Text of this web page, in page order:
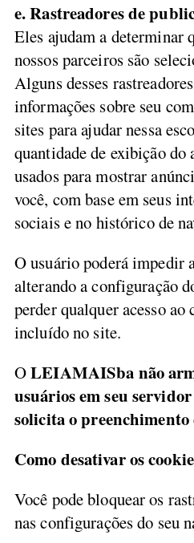
e. Rastreadores de
Eles ajudam a determinar
nossos parceiros são
Alguns desses
informações sobre seu
sites para ajudar nessa
quantidade de exibição do
usados para mostrar
você, com base em seus
sociais e no histórico de
O usuário poderá impedir
alterando a configuração
perder qualquer acesso
incluído no site.
OLEIAMAISba não
usuários em seu
solicita o
Como desativar os
Você pode bloquear os
nas configurações do seu